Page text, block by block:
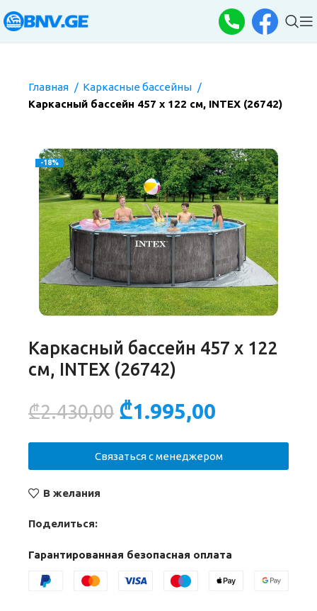
Главная
Каркасные бассейны
Каркасный бассейн 457 х 122 см, INTEX (26742)
-18%
Каркасный бассейн 457 х 122
см, INTEX (26742)
₾2.430,00 ₾1.995,00
Связаться с менеджером
В желания
Поделиться:
Гарантированная безопасная оплата